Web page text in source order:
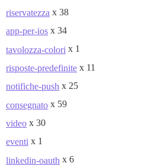
riservatezza x 38
app-per-ios x 34
tavolozza-colori x 1
risposte-predefinite x 11
notifiche-push x 25
consegnato x 59
video x 30
eventi x 1
linkedin-oauth x 6